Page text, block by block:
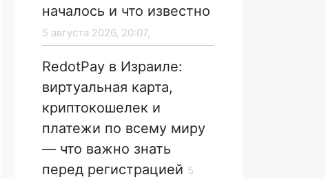
началось и что известно
5 августа 2026, 20:07,
RedotPay в Израиле:
виртуальная карта,
криптокошелек и
платежи по всему миру
— что важно знать
перед регистрацией 5